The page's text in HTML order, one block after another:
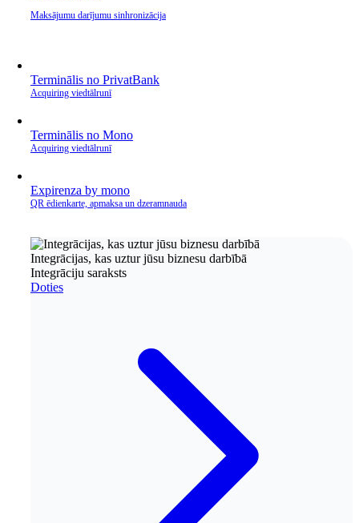
Maksājumu darījumu sinhronizācija
Terminālis no PrivatBank
Acquiring viedtālrunī
Terminālis no Mono
Acquiring viedtālrunī
Expirenza by mono
QR ēdienkarte, apmaksa un dzeramnauda
Integrācijas, kas uztur jūsu biznesu darbībā
Integrāciju saraksts
Doties